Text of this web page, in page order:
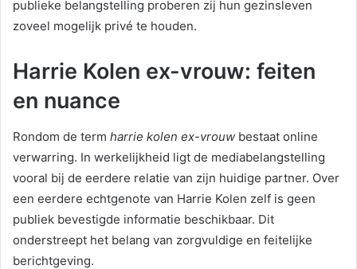
publieke belangstelling proberen zij hun gezinsleven
zoveel mogelijk privé te houden.
Harrie Kolen ex-vrouw: feiten
en nuance
Rondom de term harrie kolen ex-vrouw bestaat online
verwarring. In werkelijkheid ligt de mediabelangstelling
vooral bij de eerdere relatie van zijn huidige partner. Over
een eerdere echtgenote van Harrie Kolen zelf is geen
publiek bevestigde informatie beschikbaar. Dit
onderstreept het belang van zorgvuldige en feitelijke
berichtgeving.